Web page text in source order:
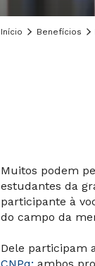
Início Benefícios
Muitos podem
estudantes da
participante à
do campo da
Dele participam